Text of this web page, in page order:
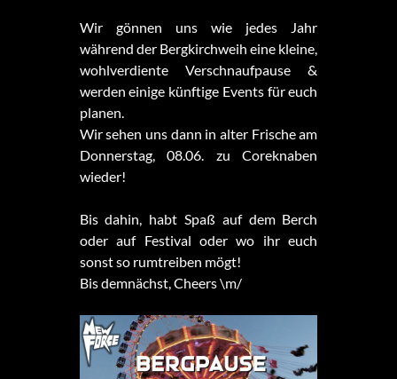
Wir gönnen uns wie jedes Jahr
während der Bergkirchweih eine kleine,
wohlverdiente Verschnaufpause &
werden einige künftige Events für euch
planen.
Wir sehen uns dann in alter Frische am
Donnerstag, 08.06. zu Coreknaben
wieder!
Bis dahin, habt Spaß auf dem Berch
oder auf Festival oder wo ihr euch
sonst so rumtreiben mögt!
Bis demnächst, Cheers \m/